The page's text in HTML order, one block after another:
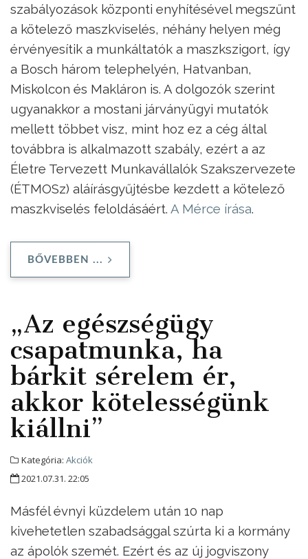
szabályozások központi enyhítésével megszűnt
a kötelező maszkviselés, néhány helyen még
érvényesítik a munkáltatók a maszkszigort, így
a Bosch három telephelyén, Hatvanban,
Miskolcon és Makláron is. A dolgozók szerint
ugyanakkor a mostani járványügyi mutatók
mellett többet visz, mint hoz ez a cég által
továbbra is alkalmazott szabály, ezért a az
Életre Tervezett Munkavállalók Szakszervezete
(ÉTMOSz) aláírásgyűjtésbe kezdett a kötelező
maszkviselés feloldásáért. A Mérce írása.
BŐVEBBEN ...
„Az egészségügy
csapatmunka, ha
bárkit sérelem ér,
akkor kötelességünk
kiállni”
Kategória: Akciók
2021.07.31. 22:05
Másfél évnyi küzdelem után 10 nap
kivehetetlen szabadsággal szúrta ki a kormány
az ápolók szemét. Ezért és az új jogviszony